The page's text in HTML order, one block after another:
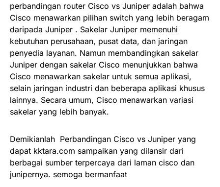
perbandingan router Cisco vs Juniper adalah bahwa
Cisco menawarkan pilihan switch yang lebih beragam
daripada Juniper . Sakelar Juniper memenuhi
kebutuhan perusahaan, pusat data, dan jaringan
penyedia layanan. Namun membandingkan sakelar
Juniper dengan sakelar Cisco menunjukkan bahwa
Cisco menawarkan sakelar untuk semua aplikasi,
selain jaringan industri dan beberapa aplikasi khusus
lainnya. Secara umum, Cisco menawarkan variasi
sakelar yang lebih banyak.
Demikianlah Perbandingan Cisco vs Juniper yang
dapat kktara.com sampaikan yang dilansir dari
berbagai sumber terpercaya dari laman cisco dan
junipernya. semoga bermanfaat